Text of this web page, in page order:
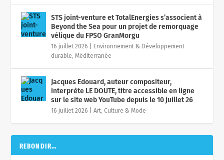
16 juillet 2026|Environnement & Développement
durable,Méditerranée
Jacques Edouard, auteur compositeur,
interprète LE DOUTE, titre accessible en ligne
sur le site web YouTube depuis le 10 juillet 26
16 juillet 2026|Art, Culture & Mode